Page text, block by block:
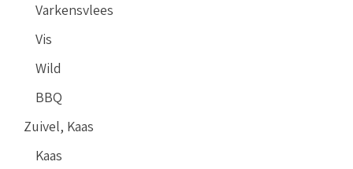
Varkensvlees
Vis
Wild
BBQ
Zuivel, Kaas
Kaas